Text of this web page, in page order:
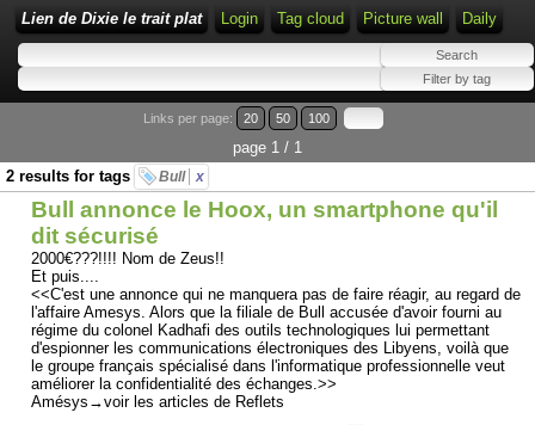
Lien de Dixie le trait plat Login Tag cloud Picture wall Daily
Links per page: 20 50 100
page 1 / 1
2 results for tags
Bull x
Bull annonce le Hoox, un smartphone qu'il
dit sécurisé
2000€???!!!! Nom de Zeus!!
Et puis....
<<C'est une annonce qui ne manquera pas de faire réagir, au regard de
l'affaire Amesys. Alors que la filiale de Bull accusée d'avoir fourni au
régime du colonel Kadhafi des outils technologiques lui permettant
d'espionner les communications électroniques des Libyens, voilà que
le groupe français spécialisé dans l'informatique professionnelle veut
améliorer la confidentialité des échanges.>>
Amésys→voir les articles de Reflets